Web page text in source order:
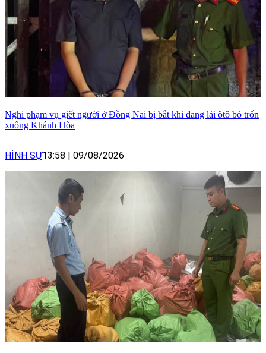
Nghi phạm vụ giết người ở Đồng Nai bị bắt khi đang lái ôtô bỏ trốn
xuống Khánh Hòa
HÌNH SỰ13:58 09/08/2026